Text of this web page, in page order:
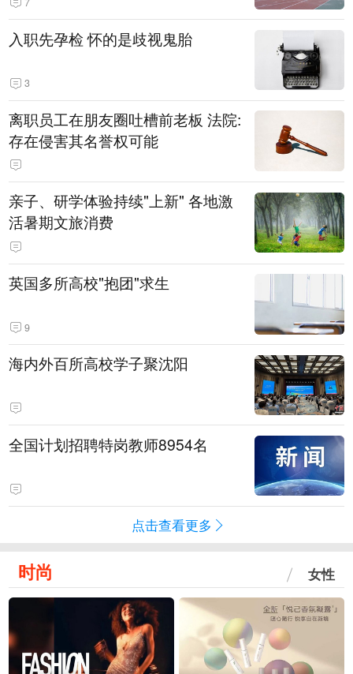
入职先孕检 怀的是歧视鬼胎
3
离职员工在朋友圈吐槽前老板 法院:
存在侵害其名誉权可能
亲子、研学体验持续"上新" 各地激
活暑期文旅消费
英国多所高校"抱团"求生
9
海内外百所高校学子聚沈阳
全国计划招聘特岗教师8954名
点击查看更多
时尚 女性